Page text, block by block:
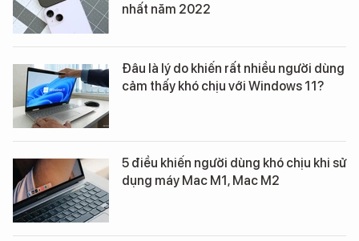
nhất năm 2022
Đâu là lý do khiến rất nhiều người dùng
cảm thấy khó chịu với Windows 11?
5 điều khiến người dùng khó chịu khi sử
dụng máy Mac M1, Mac M2